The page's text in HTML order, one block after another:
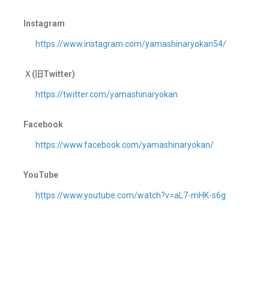
Instagram
https://www.instagram.com/yamashinaryokan54/
Ｘ(旧Twitter)
https://twitter.com/yamashinaryokan
Facebook
https://www.facebook.com/yamashinaryokan/
YouTube
https://www.youtube.com/watch?v=aL7-mHK-s6g